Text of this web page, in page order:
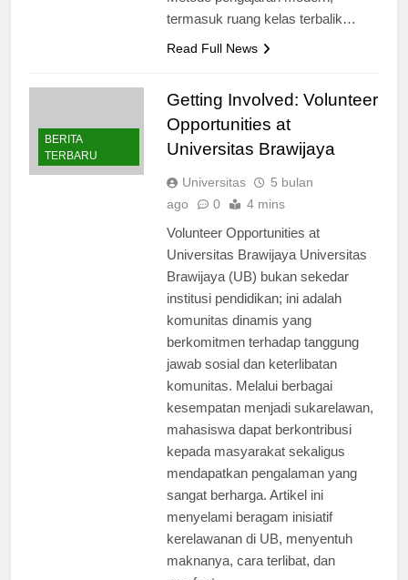
Metode pengajaran modern,
BERITA
Getting Involved: Volunteer
Opportunities at
Universitas Brawijaya
Universitas
5 bulan
Volunteer Opportunities at
Universitas Brawijaya Universitas
Brawijaya (UB) bukan sekedar
institusi pendidikan; ini adalah
komunitas dinamis yang
berkomitmen terhadap tanggung
jawab sosial dan keterlibatan
komunitas. Melalui berbagai
kesempatan menjadi sukarelawan,
mahasiswa dapat berkontribusi
kepada masyarakat sekaligus
mendapatkan pengalaman yang
sangat berharga. Artikel ini
menyelami beragam inisiatif
kerelawanan di UB, menyentuh
maknanya, cara terlibat, dan